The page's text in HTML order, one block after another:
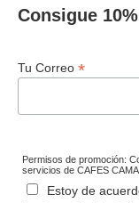
Consigue
Tu Correo *
Permisos de promoción:
servicios de CAFES
Estoy de